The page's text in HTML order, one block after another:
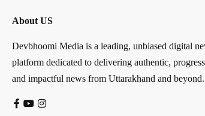
About US
Devbhoomi Media is a leading, unbiased digital
platform dedicated to delivering authentic,
and impactful news from Uttarakhand and beyond.